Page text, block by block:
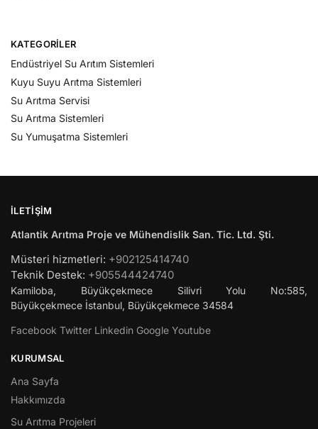
KATEGORILER
Endüstriyel Su Arıtım Sistemleri
Kuyu Suyu Arıtma Sistemleri
Su Arıtma Servisi
Su Arıtma Sistemleri
Su Yumuşatma Sistemleri
İLETIŞIM
Atlantik Arıtma Proje ve Mühendislik San. Tic. Ltd. Şti.
Müsteri hizmetleri: +902125414740
Teknik Destek: +905544424740
Kamiloba, Büyükçekmece Silivri Yolu No:585,
Büyükçekmece İstanbul, Büyükçekmece 34584
Facebook Twitter Linkedin Google Youtube
KURUMSAL
Ana Sayfa
Hakkımızda
Su Arıtma Projeleri